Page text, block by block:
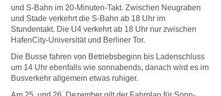
und S-Bahn im 20-Minuten-Takt. Zwischen Neugraben
und Stade verkehrt die S-Bahn ab 18 Uhr im
Stundentakt. Die U4 verkehrt ab 18 Uhr nur zwischen
HafenCity-Universität und Berliner Tor.
Die Busse fahren von Betriebsbeginn bis Ladenschluss
um 14 Uhr ebenfalls wie sonnabends, danach wird es im
Busverkehr allgemein etwas ruhiger.